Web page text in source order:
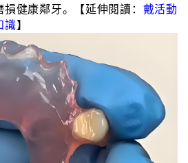
健康鄰牙。【延伸閱讀： 戴活動
識】